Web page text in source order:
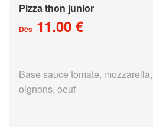
Pizza thon junior
Dès 11.00 €
Base sauce tomate,
oignons, oeuf